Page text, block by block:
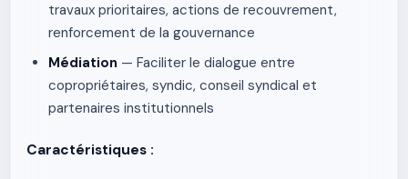
travaux prioritaires, actions de recouvrement,
renforcement de la gouvernance
Médiation — Faciliter le dialogue entre
copropriétaires, syndic, conseil syndical et
partenaires institutionnels
Caractéristiques :